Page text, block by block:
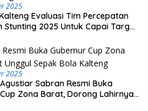
2025
Evaluasi Tim Percepatan
Stunting 2025 Untuk Capai Target
2025
Sabran Resmi Buka
Zona Barat, Dorong Lahirnya